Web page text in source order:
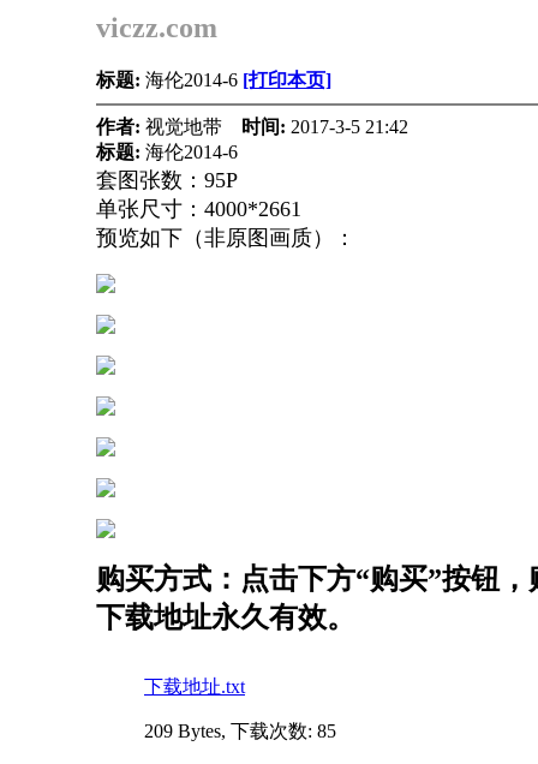
viczz.com
标题: 海伦2014-6 [打印本页]
作者: 视觉地带 时间: 2017-3-5 21:42
标题: 海伦2014-6
套图张数：95P
单张尺寸：4000*2661
预览如下（非原图画质）：
购买方式：点击下方“购买”按钮
下载地址永久有效。
下载地址.txt
209 Bytes, 下载次数: 85